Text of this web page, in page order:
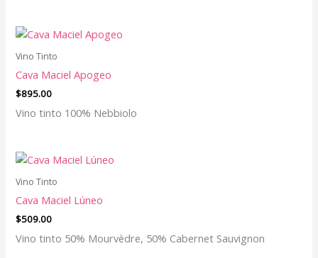
Vino Tinto
Cava Maciel Apogeo
$895.00
Vino tinto 100% Nebbiolo
Vino Tinto
Cava Maciel Lúneo
$509.00
Vino tinto 50% Mourvèdre, 50% Cabernet Sauvignon